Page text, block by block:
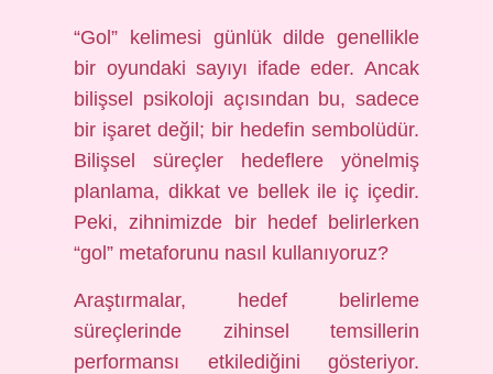
“Gol” kelimesi günlük dilde genellikle
bir oyundaki sayıyı ifade eder. Ancak
bilişsel psikoloji açısından bu, sadece
bir işaret değil; bir hedefin sembolüdür.
Bilişsel süreçler hedeflere yönelmiş
planlama, dikkat ve bellek ile iç içedir.
Peki, zihnimizde bir hedef belirlerken
“gol” metaforunu nasıl kullanıyoruz?
Araştırmalar, hedef belirleme
süreçlerinde zihinsel temsillerin
performansı etkilediğini gösteriyor.